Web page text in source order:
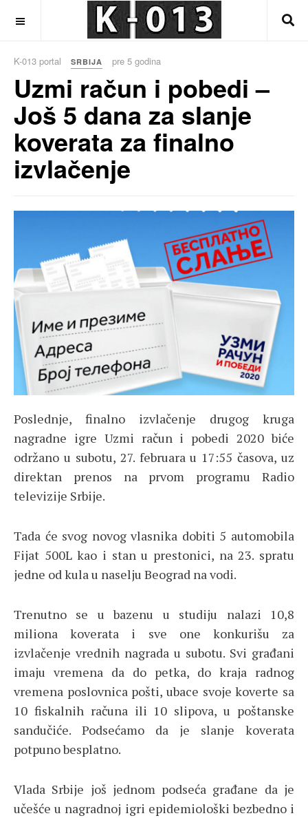
K-013 portal SRBIJA pre 5 godina
Uzmi račun i pobedi –
Još 5 dana za slanje
koverata za finalno
izvlačenje
Poslednje, finalno izvlačenje drugog kruga
nagradne igre Uzmi račun i pobedi 2020 biće
održano u subotu, 27. februara u 17:55 časova, uz
direktan prenos na prvom programu Radio
televizije Srbije.
Tada će svog novog vlasnika dobiti 5 automobila
Fijat 500L kao i stan u prestonici, na 23. spratu
jedne od kula u naselju Beograd na vodi.
Trenutno se u bazenu u studiju nalazi 10,8
miliona koverata i sve one konkurišu za
izvlačenje vrednih nagrada u subotu. Svi građani
imaju vremena da do petka, do kraja radnog
vremena poslovnica pošti, ubace svoje koverte sa
10 fiskalnih računa ili 10 slipova, u poštanske
sandučiće. Podsećamo da je slanje koverata
potpuno besplatno.
Vlada Srbije još jednom podseća građane da je
učešće u nagradnoj igri epidemiološki bezbedno i